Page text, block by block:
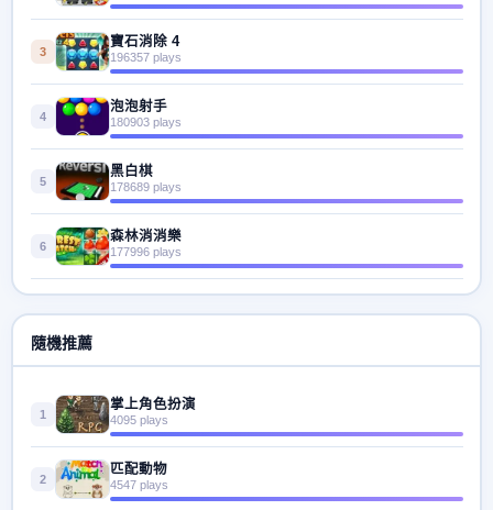
3
寶石消除 4
196357 plays
4
泡泡射手
180903 plays
5
黑白棋
178689 plays
6
森林消消樂
177996 plays
隨機推薦
1
掌上角色扮演
4095 plays
2
匹配動物
4547 plays